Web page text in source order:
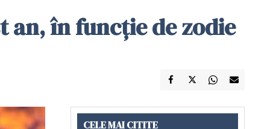
an, în funcţie de zodie
CELE MAI CITITE